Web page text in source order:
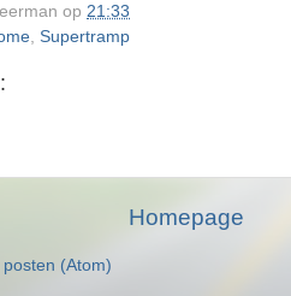
op 21:33
Supertramp
Homepage
posten (Atom)